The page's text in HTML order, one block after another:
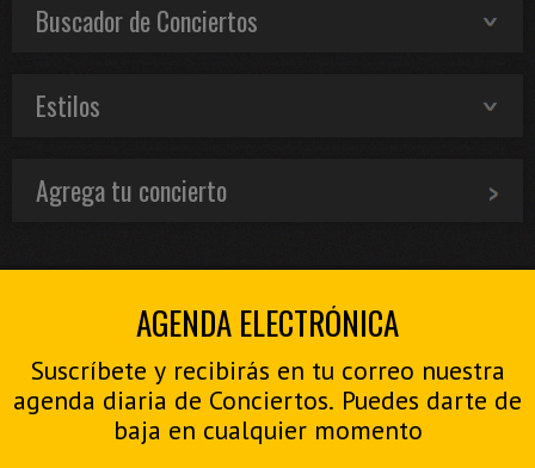
Buscador de Conciertos
Estilos
Agrega tu concierto
AGENDA ELECTRÓNICA
Suscríbete y recibirás en tu correo nuestra
agenda diaria de Conciertos. Puedes darte de
baja en cualquier momento